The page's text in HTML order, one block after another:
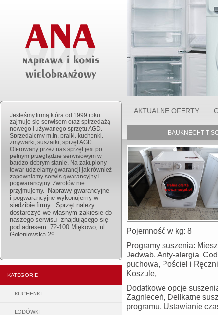
Jesteśmy firmą która od 1999 roku
zajmuje się serwisem oraz sptrzedażą
nowego i używanego sprzętu AGD.
Sprzedajemy m.in. pralki, kuchenki,
zmywarki, suszarki, sprzęt AGD.
Oferowany przez nas sprzęt jest po
pełnym przeglądzie serwisowym w
bardzo dobrym stanie. Na zakupiony
towar udzielamy gwarancji jak również
zapewniamy serwis gwarancyjny i
pogwarancyjny. Zwrotów nie
przyjmujemy.
Naprawy gwarancyjne
i pogwarancyjne wykonujemy w
siedzibie firmy. Sprzęt należy
dostarczyć we własnym zakresie do
naszego serwisu znajdującego się
pod adresem: 72-100 Miękowo, ul.
Goleniowska 29.
KATEGORIE
KUCHENKI
LODÓWKI
AKTUALNE OFERTY
BAUKNECHT T
Pojemność w kg: 8
Programy suszenia:
Jedwab, Anty-alergia,
puchowa, Pościel i
Koszule,
Dodatkowe opcje
Zagnieceń, Delikatne
programu, Ustawianie